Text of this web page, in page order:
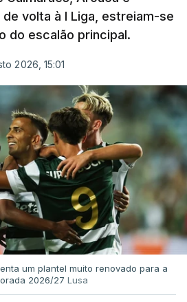
volta à I Liga, estreiam-se
do escalão principal.
2026, 15:01
um plantel muito renovado para a
2026/27 Lusa